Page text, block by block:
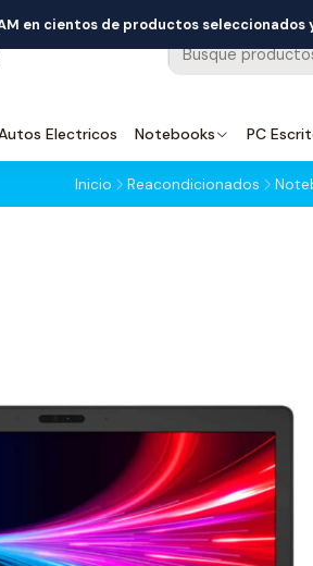
Electricos Notebooks PC
en cientos de productos seleccionados
Inicio Reacondicionados